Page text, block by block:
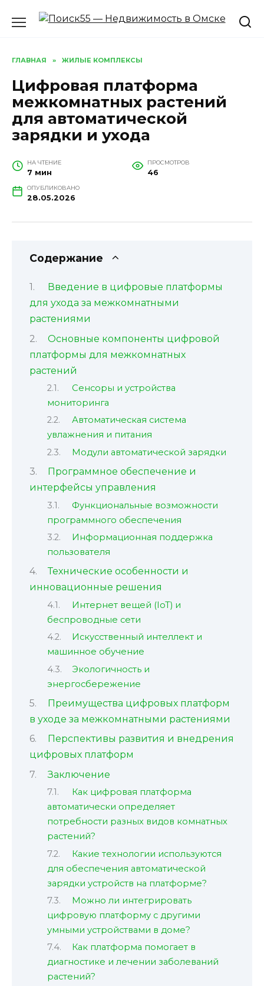
ГЛАВНАЯ » ЖИЛЫЕ КОМПЛЕКСЫ
Цифровая платформа
межкомнатных растений
для автоматической
зарядки и ухода
НА ЧТЕНИЕ
7 мин
ПРОСМОТРОВ
46
ОПУБЛИКОВАНО
28.05.2026
Содержание
Введение в цифровые платформы
для ухода за межкомнатными
растениями
Основные компоненты цифровой
платформы для межкомнатных
растений
Сенсоры и устройства
мониторинга
Автоматическая система
увлажнения и питания
Модули автоматической зарядки
Программное обеспечение и
интерфейсы управления
Функциональные возможности
программного обеспечения
Информационная поддержка
пользователя
Технические особенности и
инновационные решения
Интернет вещей (IoT) и
беспроводные сети
Искусственный интеллект и
машинное обучение
Экологичность и
энергосбережение
Преимущества цифровых платформ
в уходе за межкомнатными растениями
Перспективы развития и внедрения
цифровых платформ
Заключение
Как цифровая платформа
автоматически определяет
потребности разных видов комнатных
растений?
Какие технологии используются
для обеспечения автоматической
зарядки устройств на платформе?
Можно ли интегрировать
цифровую платформу с другими
умными устройствами в доме?
Как платформа помогает в
диагностике и лечении заболеваний
растений?